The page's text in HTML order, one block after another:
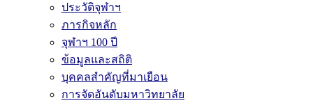
ประวัติจุฬาฯ
ภารกิจหลัก
จุฬาฯ 100 ปี
ข้อมูลและสถิติ
บุคคลสำคัญที่มาเยือน
การจัดอันดับมหาวิทยาลัย